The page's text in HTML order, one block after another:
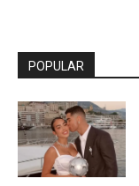
POPULAR